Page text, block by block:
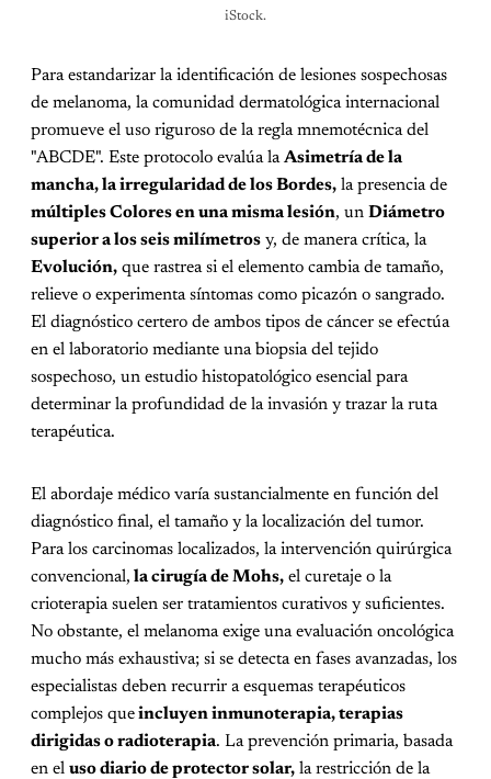
iStock.
Para estandarizar la identificación de lesiones sospechosas
de melanoma, la comunidad dermatológica internacional
promueve el uso riguroso de la regla mnemotécnica del
"ABCDE". Este protocolo evalúa laAsimetría de la
mancha, la irregularidad de los Bordes, la presencia de
múltiples Colores en una misma lesión, un Diámetro
superior a los seis milímetros y, de manera crítica, la
Evolución, que rastrea si el elemento cambia de tamaño,
relieve o experimenta síntomas como picazón o sangrado.
El diagnóstico certero de ambos tipos de cáncer se efectúa
en el laboratorio mediante una biopsia del tejido
sospechoso, un estudio histopatológico esencial para
determinar la profundidad de la invasión y trazar la ruta
terapéutica.
El abordaje médico varía sustancialmente en función del
diagnóstico final, el tamaño y la localización del tumor.
Para los carcinomas localizados, la intervención quirúrgica
convencional, la cirugía de Mohs, el curetaje o la
crioterapia suelen ser tratamientos curativos y suficientes.
No obstante, el melanoma exige una evaluación oncológica
mucho más exhaustiva; si se detecta en fases avanzadas, los
especialistas deben recurrir a esquemas terapéuticos
complejos queincluyen inmunoterapia, terapias
dirigidas o radioterapia. La prevención primaria, basada
en el uso diario de protector solar, la restricción de la